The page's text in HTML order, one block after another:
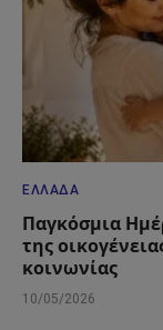
ΕΛΛΆΔΑ
Παγκόσμια
της
κοινωνίας
10/05/2026